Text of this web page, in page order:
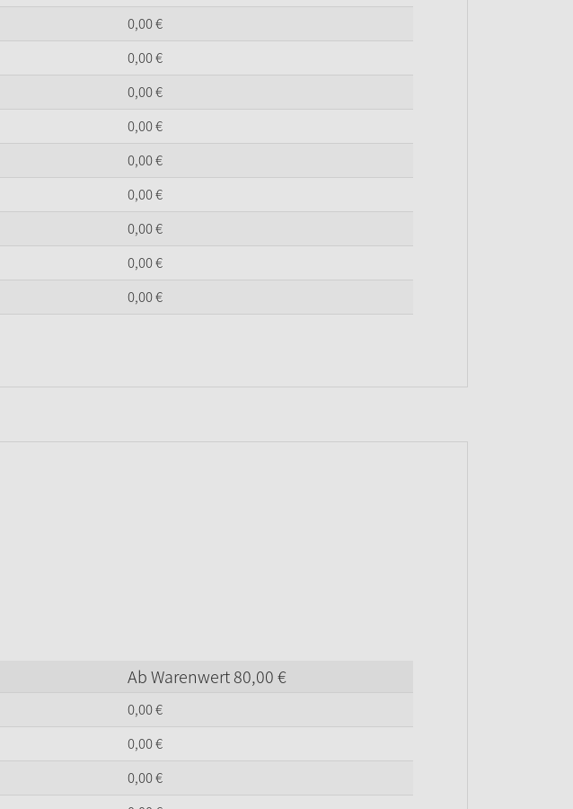
0,00€
0,00€
0,00€
0,00€
0,00€
0,00€
0,00€
0,00€
0,00€
Ab Warenwert80,00€
0,00€
0,00€
0,00€